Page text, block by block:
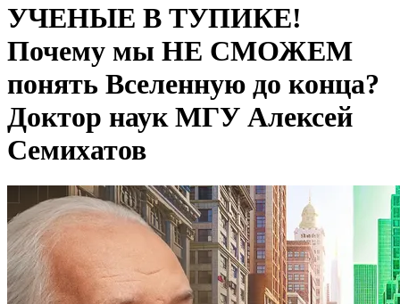
УЧЕНЫЕ В ТУПИКЕ!
Почему мы НЕ СМОЖЕМ
понять Вселенную до конца?
Доктор наук МГУ Алексей
Семихатов